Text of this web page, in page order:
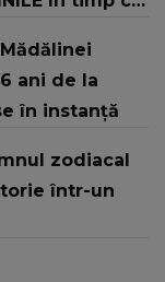
ani de la
în instanță
zodiacal
într-un